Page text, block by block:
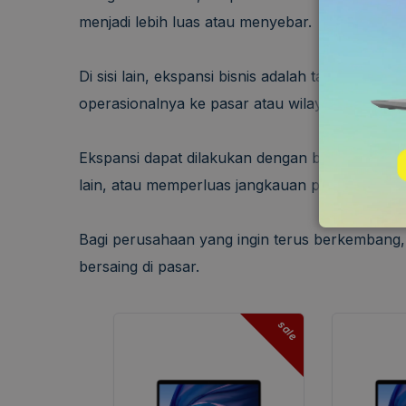
menjadi lebih luas atau menyebar.
Di sisi lain, ekspansi bisnis adalah taktik yang
operasionalnya ke pasar atau wilayah yang
Ekspansi dapat dilakukan dengan berbagai
lain, atau memperluas jangkauan produk dan
Bagi perusahaan yang ingin terus
bersaing di pasar.
sale